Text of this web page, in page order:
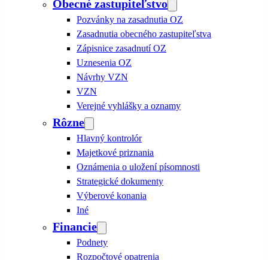
Obecné zastupiteľstvo
Pozvánky na zasadnutia OZ
Zasadnutia obecného zastupiteľstva
Zápisnice zasadnutí OZ
Uznesenia OZ
Návrhy VZN
VZN
Verejné vyhlášky a oznamy
Rôzne
Hlavný kontrolór
Majetkové priznania
Oznámenia o uložení písomnosti
Strategické dokumenty
Výberové konania
Iné
Financie
Podnety
Rozpočtové opatrenia